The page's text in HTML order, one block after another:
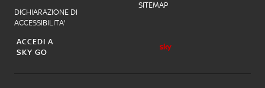
DICHIARAZIONE DI
ACCESSIBILITA'
SITEMAP
ACCEDI A
SKY GO